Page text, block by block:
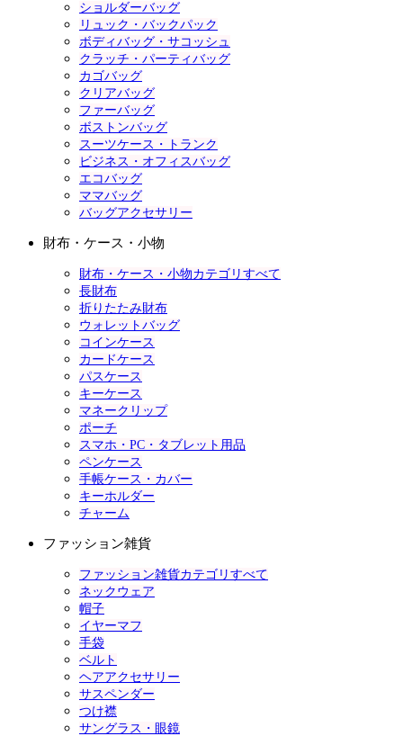
ショルダーバッグ
リュック・バックパック
ボディバッグ・サコッシュ
クラッチ・パーティバッグ
カゴバッグ
クリアバッグ
ファーバッグ
ボストンバッグ
スーツケース・トランク
ビジネス・オフィスバッグ
エコバッグ
ママバッグ
バッグアクセサリー
財布・ケース・小物
財布・ケース・小物カテゴリすべて
長財布
折りたたみ財布
ウォレットバッグ
コインケース
カードケース
パスケース
キーケース
マネークリップ
ポーチ
スマホ・PC・タブレット用品
ペンケース
手帳ケース・カバー
キーホルダー
チャーム
ファッション雑貨
ファッション雑貨カテゴリすべて
ネックウェア
帽子
イヤーマフ
手袋
ベルト
ヘアアクセサリー
サスペンダー
つけ襟
サングラス・眼鏡